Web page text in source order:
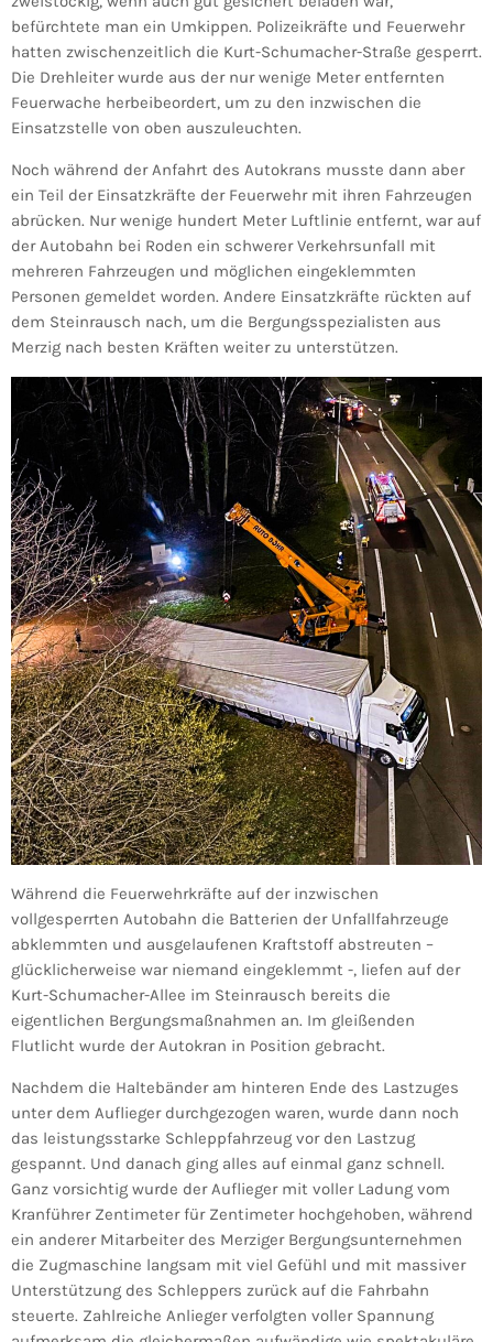
befürchtete man ein Umkippen. Polizeikräfte und Feuerwehr
hatten zwischenzeitlich die Kurt-Schumacher-Straße gesperrt.
Die Drehleiter wurde aus der nur wenige Meter entfernten
Feuerwache herbeibeordert, um zu den inzwischen die
Einsatzstelle von oben auszuleuchten.
Noch während der Anfahrt des Autokrans musste dann aber
ein Teil der Einsatzkräfte der Feuerwehr mit ihren Fahrzeugen
abrücken. Nur wenige hundert Meter Luftlinie entfernt, war auf
der Autobahn bei Roden ein schwerer Verkehrsunfall mit
mehreren Fahrzeugen und möglichen eingeklemmten
Personen gemeldet worden. Andere Einsatzkräfte rückten auf
dem Steinrausch nach, um die Bergungsspezialisten aus
Merzig nach besten Kräften weiter zu unterstützen.
Während die Feuerwehrkräfte auf der inzwischen
vollgesperrten Autobahn die Batterien der Unfallfahrzeuge
abklemmten und ausgelaufenen Kraftstoff abstreuten –
glücklicherweise war niemand eingeklemmt -, liefen auf der
Kurt-Schumacher-Allee im Steinrausch bereits die
eigentlichen Bergungsmaßnahmen an. Im gleißenden
Flutlicht wurde der Autokran in Position gebracht.
Nachdem die Haltebänder am hinteren Ende des Lastzuges
unter dem Auflieger durchgezogen waren, wurde dann noch
das leistungsstarke Schleppfahrzeug vor den Lastzug
gespannt. Und danach ging alles auf einmal ganz schnell.
Ganz vorsichtig wurde der Auflieger mit voller Ladung vom
Kranführer Zentimeter für Zentimeter hochgehoben, während
ein anderer Mitarbeiter des Merziger Bergungsunternehmen
die Zugmaschine langsam mit viel Gefühl und mit massiver
Unterstützung des Schleppers zurück auf die Fahrbahn
steuerte. Zahlreiche Anlieger verfolgten voller Spannung